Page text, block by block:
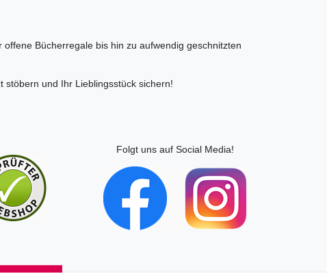
Bücherregale bis hin zu aufwendig geschnitzten
und Ihr Lieblingsstück sichern!
Folgt uns auf Social Media!